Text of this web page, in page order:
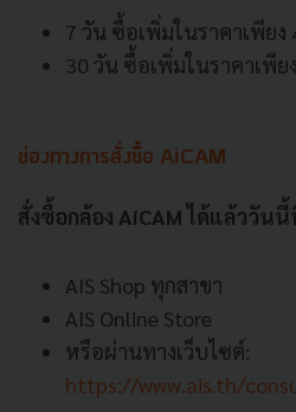
7 วัน ซื้อเพิ่มในราคาเพีย
30 วัน ซื้อเพิ่มในราคาเพี
ช่องทางการสั่งซื้อ AiCAM
สั่งซื้อกล้อง AiCAM ได้แล้ววัน
AIS Shop ทุกสาขา
AIS Online Store
หรือผ่านทางเว็บไซต์:
https://www.ais.th/